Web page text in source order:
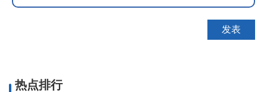
热点排行